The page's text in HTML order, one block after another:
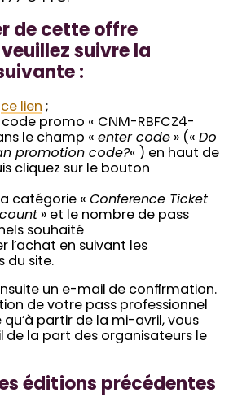
de cette offre
suivre la
:
ce lien ;
code promo « CNM-RBFC24-
le champ « enter code » (« Do
promotion code?« ) en haut de
cliquez sur le bouton
catégorie « Conference Ticket
» et le nombre de pass
souhaité
l’achat en suivant les
du site.
un e-mail de confirmation.
de votre pass professionnel
qu’à partir de la mi-avril, vous
de la part des organisateurs le
éditions précédentes